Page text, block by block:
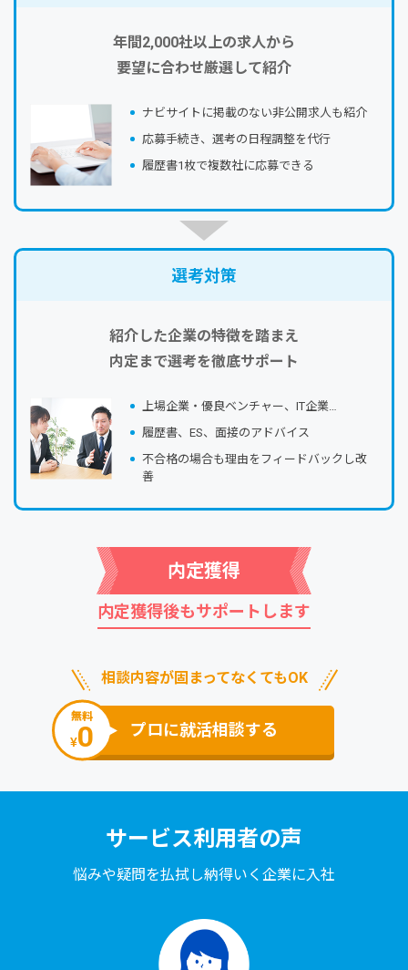
年間2,000社以上の求人から
要望に合わせ厳選して紹介
ナビサイトに掲載のない⾮公開求⼈も紹介
応募⼿続き、選考の⽇程調整を代⾏
履歴書1枚で複数社に応募できる
選考対策
紹介した企業の特徴を踏まえ
内定まで選考を徹底サポート
上場企業・優良ベンチャー、IT企業…
履歴書、ES、⾯接のアドバイス
不合格の場合も理由をフィードバックし改
善
内定獲得
内定獲得後もサポートします
相談内容が固まってなくてもOK
無料
¥0 プロに就活相談する
サービス利⽤者の声
悩みや疑問を払拭し納得いく企業に⼊社